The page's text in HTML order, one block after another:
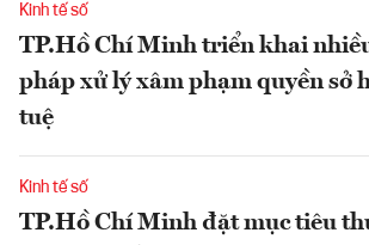
Kinh tế số
TP.Hồ Chí Minh triển khai
pháp xử lý xâm phạm quyền sở
tuệ
Kinh tế số
TP.Hồ Chí Minh đặt mục tiêu